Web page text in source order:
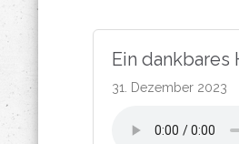
Ein dankbares
31. Dezember 2023